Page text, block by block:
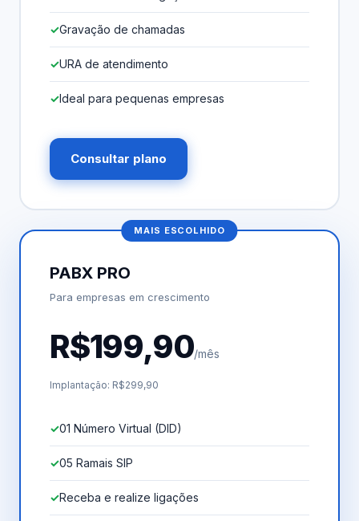
Gravação de chamadas
URA de atendimento
Ideal para pequenas empresas
Consultar plano
MAIS ESCOLHIDO
PABX PRO
Para empresas em crescimento
R$199,90/mês
Implantação: R$299,90
01 Número Virtual (DID)
05 Ramais SIP
Receba e realize ligações